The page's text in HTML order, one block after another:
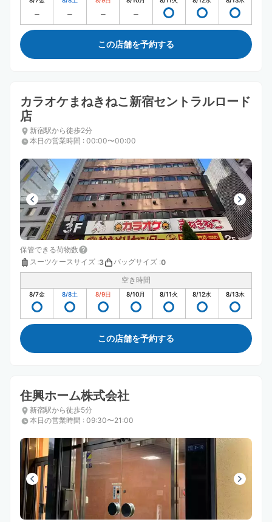
この店舗を予約する
カラオケまねきねこ新宿セントラルロード
店
新宿駅から徒歩2分
本日の営業時間 : 00:00〜00:00
保管できる荷物数
スーツケースサイズ :3 バッグサイズ :0
空き時間
8/7金 8/8土 8/9日 8/10月 8/11火 8/12水 8/13木
この店舗を予約する
住興ホーム株式会社
新宿駅から徒歩5分
本日の営業時間 : 09:30〜21:00